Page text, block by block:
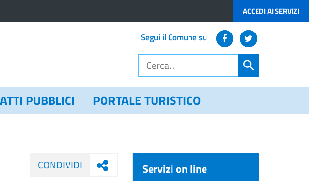
ACCEDI AI SERVIZI
Segui il Comune su
ATTI PUBBLICI
PORTALE TURISTICO
CONDIVIDI Servizi on line